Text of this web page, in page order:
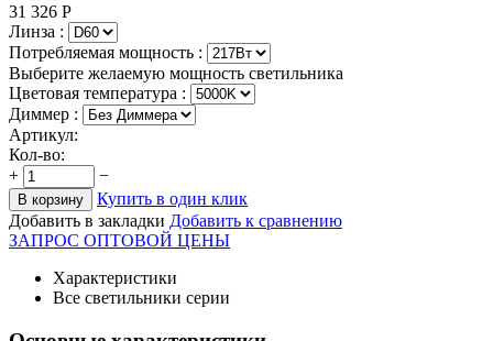
31 326 Р
Линза :
Потребляемая мощность :
Выберите желаемую мощность светильника
Цветовая температура :
Диммер :
Артикул:
Кол-во:
+
−
В корзину
Купить в один клик
Добавить в закладки Добавить к сравнению
ЗАПРОС ОПТОВОЙ ЦЕНЫ
Характеристики
Все светильники серии